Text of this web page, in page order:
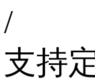
/
支持